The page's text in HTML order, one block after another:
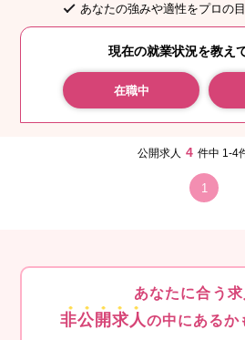
あなたの強みや適性をプロの
現在の就業状況を教え
在職中
公開求人 4 件中 1-4
1
あなたに合う
非公開求人の中にあるか